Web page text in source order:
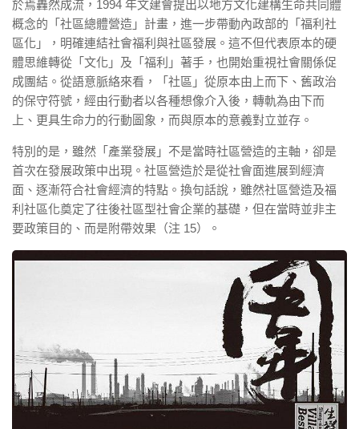
於焉轟然成流，1994 年文建會提出以地方文化建構生命共同體
概念的「社區總體營造」計畫，進一步帶動內政部的「福利社
區化」，明確連結社會福利與社區發展。這不但代表原本的硬
體思維轉從「文化」及「福利」著手，也開始重視社會關係促
成團結。從語意脈絡來看，「社區」從原本由上而下、舊政治
的保守符號，經由行動者以各種想像介入後，轉軌為由下而
上、更具生命力的行動圖象，而與原本的意義對立並存。
特別的是，雖然「產業發展」不是當時社區營造的主軸，卻是
首次在發展政策中出現。社區營造於是從社會面進展到經濟
面、逐漸符合社會經濟的特點。換句話說，雖然社區營造及福
利社區化奠定了往後社區型社會企業的基礎，但在當時並非主
要政策目的、而是附帶效果（注 15）。